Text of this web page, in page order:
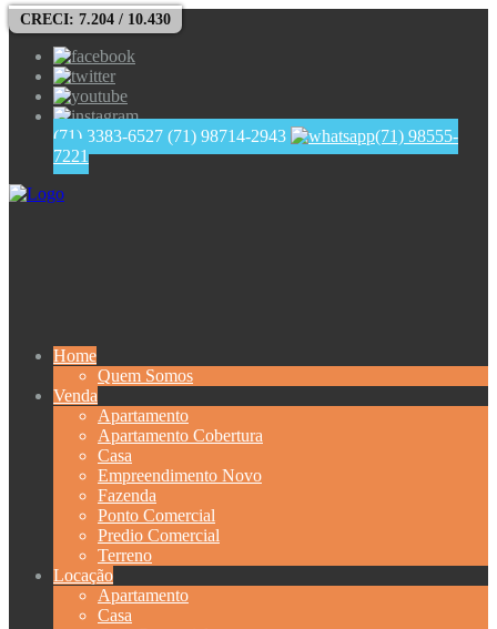
CRECI: 7.204 / 10.430
(71) 3383-6527 (71) 98714-2943
(71) 98555-
7221
Home
Quem Somos
Venda
Apartamento
Apartamento Cobertura
Casa
Empreendimento Novo
Fazenda
Ponto Comercial
Predio Comercial
Terreno
Locação
Apartamento
Casa